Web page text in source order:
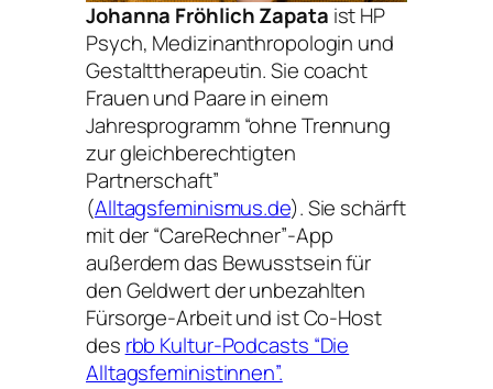
Johanna Fröhlich Zapata ist HP
Psych, Medizinanthropologin und
Gestalttherapeutin. Sie coacht
Frauen und Paare in einem
Jahresprogramm “ohne Trennung
zur gleichberechtigten
Partnerschaft”
(Alltagsfeminismus.de). Sie schärft
mit der “CareRechner”-App
außerdem das Bewusstsein für
den Geldwert der unbezahlten
Fürsorge-Arbeit und ist Co-Host
des rbb Kultur-Podcasts “Die
Alltagsfeministinnen”.